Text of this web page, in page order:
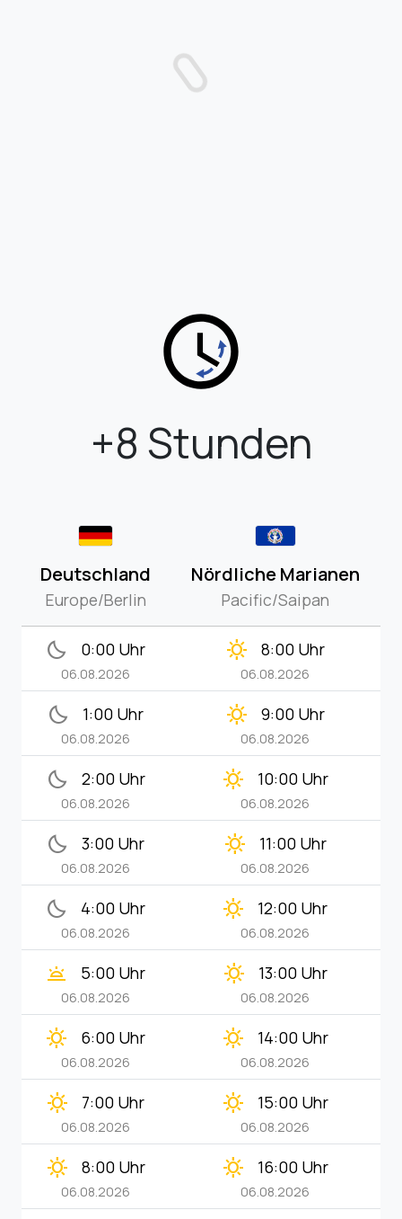
+8 Stunden
Deutschland
Europe/Berlin
Nördliche Marianen
Pacific/Saipan
bedtime 0:00 Uhr
06.08.2026
clear_day 8:00 Uhr
06.08.2026
bedtime 1:00 Uhr
06.08.2026
clear_day 9:00 Uhr
06.08.2026
bedtime 2:00 Uhr
06.08.2026
clear_day 10:00 Uhr
06.08.2026
bedtime 3:00 Uhr
06.08.2026
clear_day 11:00 Uhr
06.08.2026
bedtime 4:00 Uhr
06.08.2026
clear_day 12:00 Uhr
06.08.2026
wb_twilight 5:00 Uhr
06.08.2026
clear_day 13:00 Uhr
06.08.2026
clear_day 6:00 Uhr
06.08.2026
clear_day 14:00 Uhr
06.08.2026
clear_day 7:00 Uhr
06.08.2026
clear_day 15:00 Uhr
06.08.2026
clear_day 8:00 Uhr
06.08.2026
clear_day 16:00 Uhr
06.08.2026